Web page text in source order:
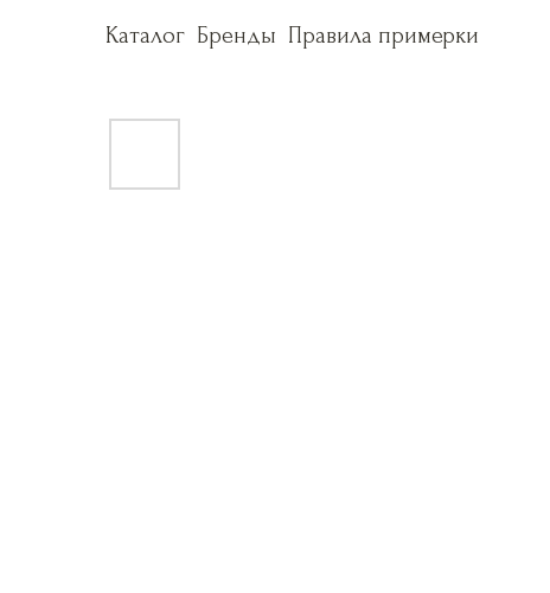
Каталог Бренды Правила примерки
Каталог Бренды Правила примерки